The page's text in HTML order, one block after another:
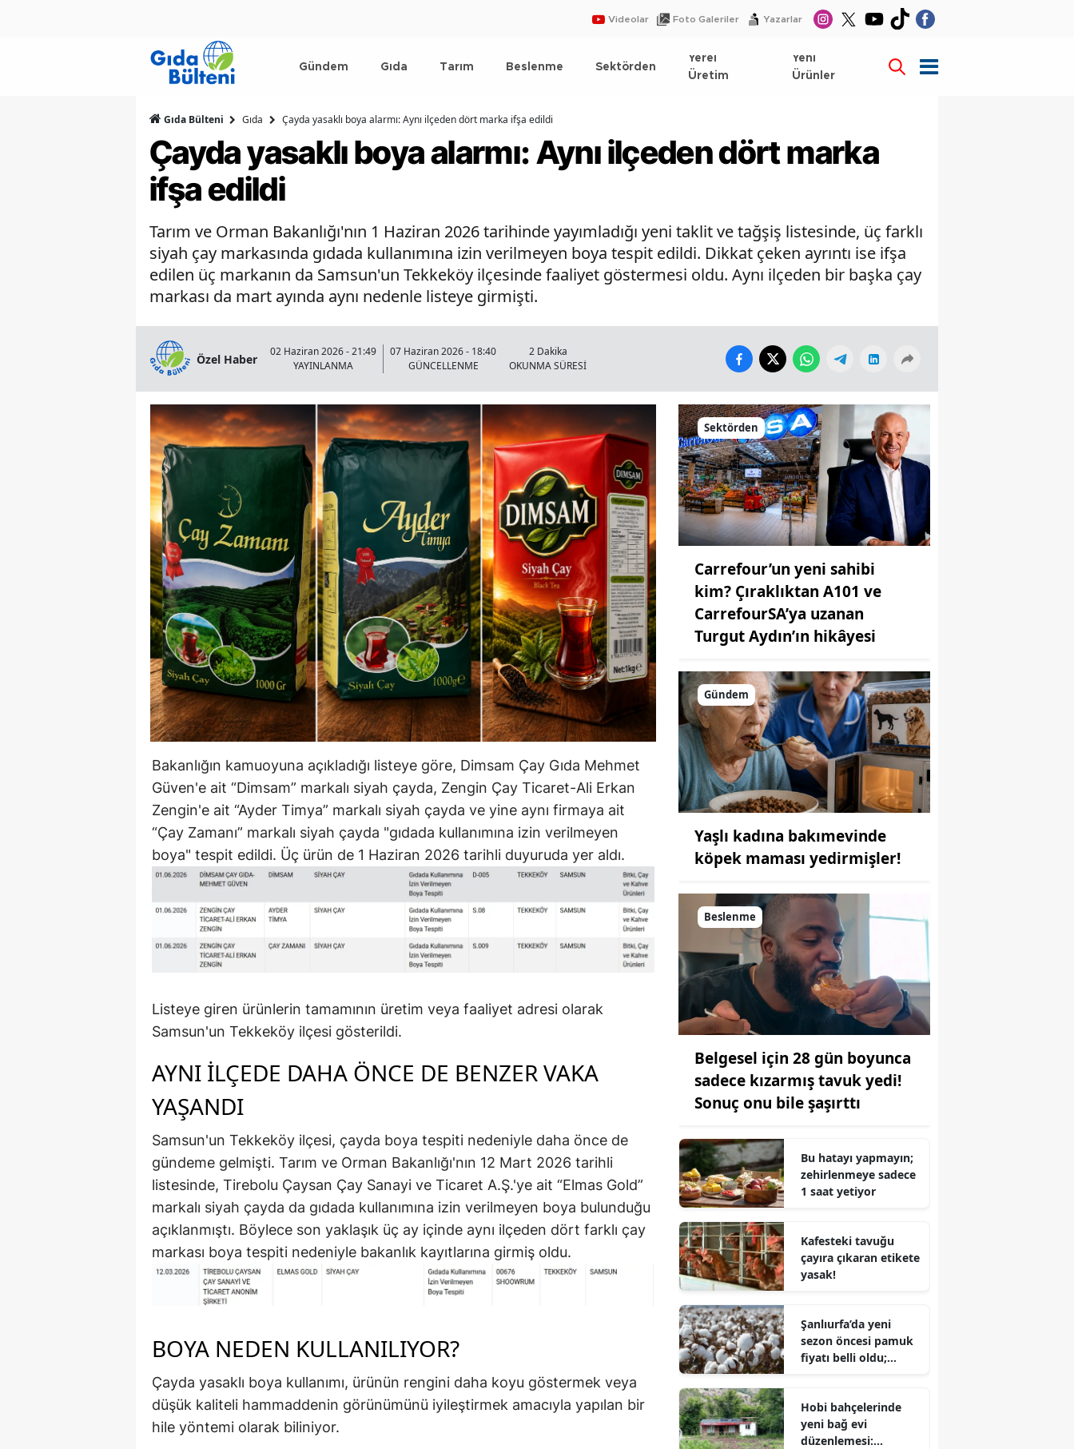
Videolar Foto Galeriler Yazarlar
Gündem Gıda Tarım Beslenme Sektörden
Yerel
Üretim
Yeni
Ürünler
Gıda Bülteni Gıda Çayda yasaklı boya alarmı: Aynı ilçeden dört marka ifşa edildi
Çayda yasaklı boya alarmı: Aynı ilçeden dört marka
ifşa edildi
Tarım ve Orman Bakanlığı'nın 1 Haziran 2026 tarihinde yayımladığı yeni taklit ve tağşiş listesinde, üç farklı
siyah çay markasında gıdada kullanımına izin verilmeyen boya tespit edildi. Dikkat çeken ayrıntı ise ifşa
edilen üç markanın da Samsun'un Tekkeköy ilçesinde faaliyet göstermesi oldu. Aynı ilçeden bir başka çay
markası da mart ayında aynı nedenle listeye girmişti.
Özel Haber
02 Haziran 2026 - 21:49
YAYINLANMA
07 Haziran 2026 - 18:40
GÜNCELLENME
2 Dakika
OKUNMA SÜRESİ
Bakanlığın kamuoyuna açıkladığı listeye göre, Dimsam Çay Gıda Mehmet
Güven'e ait “Dimsam” markalı siyah çayda, Zengin Çay Ticaret-Ali Erkan
Zengin'e ait “Ayder Timya” markalı siyah çayda ve yine aynı firmaya ait
“Çay Zamanı” markalı siyah çayda "gıdada kullanımına izin verilmeyen
boya" tespit edildi. Üç ürün de 1 Haziran 2026 tarihli duyuruda yer aldı.
Listeye giren ürünlerin tamamının üretim veya faaliyet adresi olarak
Samsun'un Tekkeköy ilçesi gösterildi.
AYNI ILÇEDE DAHA ÖNCE DE BENZER VAKA
YAŞANDI
Samsun'un Tekkeköy ilçesi, çayda boya tespiti nedeniyle daha önce de
gündeme gelmişti. Tarım ve Orman Bakanlığı'nın 12 Mart 2026 tarihli
listesinde, Tirebolu Çaysan Çay Sanayi ve Ticaret A.Ş.'ye ait “Elmas Gold”
markalı siyah çayda da gıdada kullanımına izin verilmeyen boya bulunduğu
açıklanmıştı. Böylece son yaklaşık üç ay içinde aynı ilçeden dört farklı çay
markası boya tespiti nedeniyle bakanlık kayıtlarına girmiş oldu.
BOYA NEDEN KULLANILIYOR?
Çayda yasaklı boya kullanımı, ürünün rengini daha koyu göstermek veya
düşük kaliteli hammaddenin görünümünü iyileştirmek amacıyla yapılan bir
hile yöntemi olarak biliniyor.
Sektörden
Carrefour’un yeni sahibi
kim? Çıraklıktan A101 ve
CarrefourSA’ya uzanan
Turgut Aydın’ın hikâyesi
Gündem
Yaşlı kadına bakımevinde
köpek maması yedirmişler!
Beslenme
Belgesel için 28 gün boyunca
sadece kızarmış tavuk yedi!
Sonuç onu bile şaşırttı
Bu hatayı yapmayın;
zehirlenmeye sadece
1 saat yetiyor
Kafesteki tavuğu
çayıra çıkaran etikete
yasak!
Şanlıurfa’da yeni
sezon öncesi pamuk
fiyatı belli oldu;
Hobi bahçelerinde
yeni bağ evi
düzenlemesi: